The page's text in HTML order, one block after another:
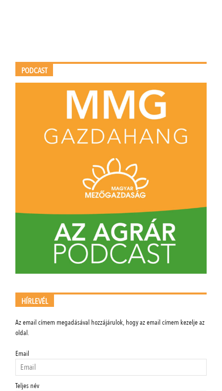
PODCAST
HÍRLEVÉL
Az email címem megadásával hozzájárulok, hogy az email címem kezelje az
oldal.
Email
Teljes név